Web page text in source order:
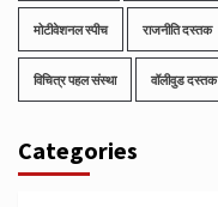
मोटीवेशनल स्पीच राजनीति दस्तक
विचित्र पहल संस्था वॉलीवुड दस्तक
Categories